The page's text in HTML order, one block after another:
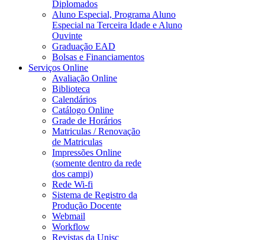
Diplomados
Aluno Especial, Programa Aluno
Especial na Terceira Idade e Aluno
Ouvinte
Graduação EAD
Bolsas e Financiamentos
Serviços Online
Avaliação Online
Biblioteca
Calendários
Catálogo Online
Grade de Horários
Matriculas / Renovação
de Matriculas
Impressões Online
(somente dentro da rede
dos campi)
Rede Wi-fi
Sistema de Registro da
Produção Docente
Webmail
Workflow
Revistas da Unisc